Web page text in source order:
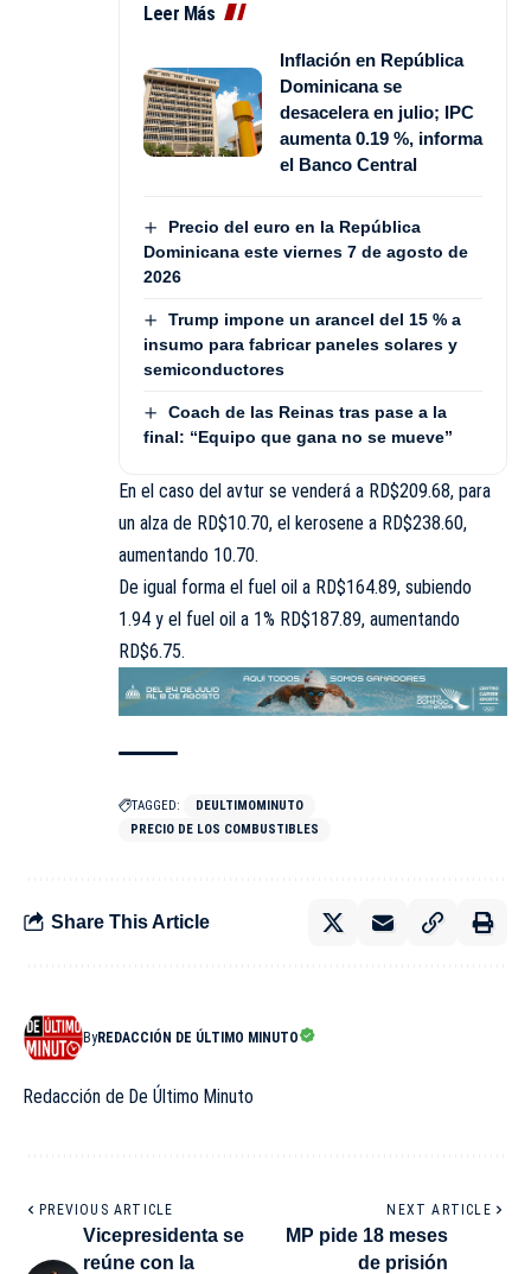
Leer Más
Inflación en República
Dominicana se
desacelera en julio; IPC
aumenta 0.19 %, informa
el Banco Central
Precio del euro en la República
Dominicana este viernes 7 de agosto de
2026
Trump impone un arancel del 15 % a
insumo para fabricar paneles solares y
semiconductores
Coach de las Reinas tras pase a la
final: “Equipo que gana no se mueve”
En el caso del avtur se venderá a RD$209.68, para
un alza de RD$10.70, el kerosene a RD$238.60,
aumentando 10.70.
De igual forma el fuel oil a RD$164.89, subiendo
1.94 y el fuel oil a 1% RD$187.89, aumentando
RD$6.75.
TAGGED:
DEULTIMOMINUTO
PRECIO DE LOS COMBUSTIBLES
Share This Article
ByREDACCIÓN DE ÚLTIMO MINUTO
Redacción de De Último Minuto
PREVIOUS ARTICLE
Vicepresidenta se
reúne con la
NEXT ARTICLE
MP pide 18 meses
de prisión